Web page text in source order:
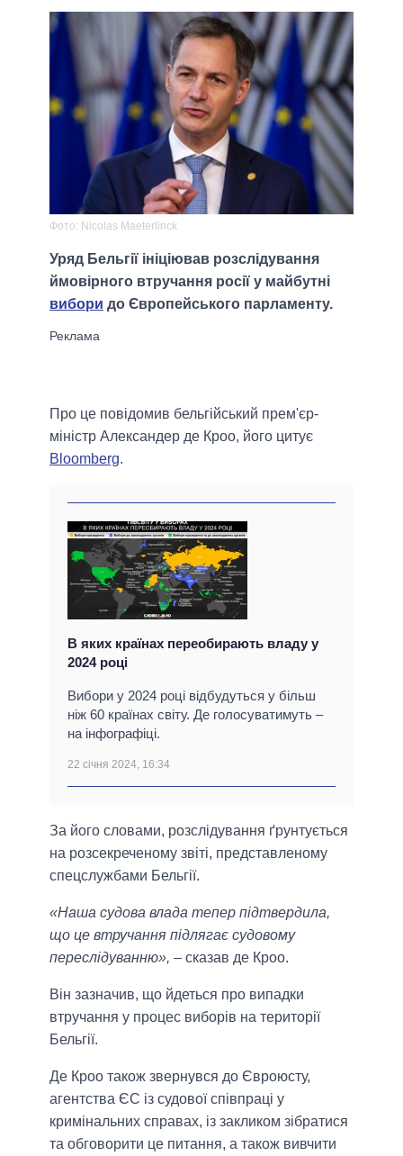
Фото: Nicolas Maeterlinck
Уряд Бельгії ініціював розслідування
ймовірного втручання росії у майбутні
вибори до Європейського парламенту.
Про це повідомив бельгійський прем'єр-
міністр Александер де Кроо, його цитує
Bloomberg.
В яких країнах переобирають владу у
2024 році
Вибори у 2024 році відбудуться у більш
ніж 60 країнах світу. Де голосуватимуть –
на інфографіці.
22 січня 2024, 16:34
За його словами, розслідування ґрунтується
на розсекреченому звіті, представленому
спецслужбами Бельгії.
«Наша судова влада тепер підтвердила,
що це втручання підлягає судовому
переслідуванню», – сказав де Кроо.
Він зазначив, що йдеться про випадки
втручання у процес виборів на території
Бельгії.
Де Кроо також звернувся до Євроюсту,
агентства ЄС із судової співпраці у
кримінальних справах, із закликом зібратися
та обговорити це питання, а також вивчити